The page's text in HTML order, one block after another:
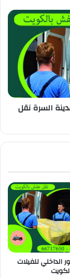
السرة نقل
الداخلي للفيلات